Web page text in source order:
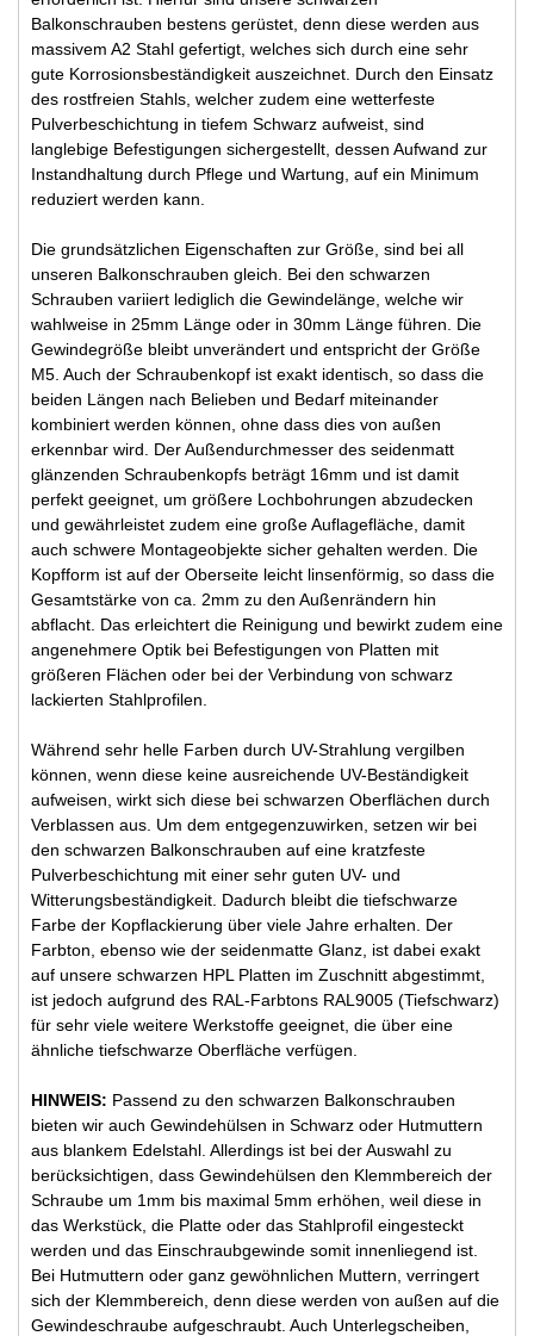
Balkonschrauben bestens gerüstet, denn diese werden aus
massivem A2 Stahl gefertigt, welches sich durch eine sehr
gute Korrosionsbeständigkeit auszeichnet. Durch den Einsatz
des rostfreien Stahls, welcher zudem eine wetterfeste
Pulverbeschichtung in tiefem Schwarz aufweist, sind
langlebige Befestigungen sichergestellt, dessen Aufwand zur
Instandhaltung durch Pflege und Wartung, auf ein Minimum
reduziert werden kann.
Die grundsätzlichen Eigenschaften zur Größe, sind bei all
unseren Balkonschrauben gleich. Bei den schwarzen
Schrauben variiert lediglich die Gewindelänge, welche wir
wahlweise in 25mm Länge oder in 30mm Länge führen. Die
Gewindegröße bleibt unverändert und entspricht der Größe
M5. Auch der Schraubenkopf ist exakt identisch, so dass die
beiden Längen nach Belieben und Bedarf miteinander
kombiniert werden können, ohne dass dies von außen
erkennbar wird. Der Außendurchmesser des seidenmatt
glänzenden Schraubenkopfs beträgt 16mm und ist damit
perfekt geeignet, um größere Lochbohrungen abzudecken
und gewährleistet zudem eine große Auflagefläche, damit
auch schwere Montageobjekte sicher gehalten werden. Die
Kopfform ist auf der Oberseite leicht linsenförmig, so dass die
Gesamtstärke von ca. 2mm zu den Außenrändern hin
abflacht. Das erleichtert die Reinigung und bewirkt zudem eine
angenehmere Optik bei Befestigungen von Platten mit
größeren Flächen oder bei der Verbindung von schwarz
lackierten Stahlprofilen.
Während sehr helle Farben durch UV-Strahlung vergilben
können, wenn diese keine ausreichende UV-Beständigkeit
aufweisen, wirkt sich diese bei schwarzen Oberflächen durch
Verblassen aus. Um dem entgegenzuwirken, setzen wir bei
den schwarzen Balkonschrauben auf eine kratzfeste
Pulverbeschichtung mit einer sehr guten UV- und
Witterungsbeständigkeit. Dadurch bleibt die tiefschwarze
Farbe der Kopflackierung über viele Jahre erhalten. Der
Farbton, ebenso wie der seidenmatte Glanz, ist dabei exakt
auf unsere schwarzen HPL Platten im Zuschnitt abgestimmt,
ist jedoch aufgrund des RAL-Farbtons RAL9005 (Tiefschwarz)
für sehr viele weitere Werkstoffe geeignet, die über eine
ähnliche tiefschwarze Oberfläche verfügen.
HINWEIS: Passend zu den schwarzen Balkonschrauben
bieten wir auch Gewindehülsen in Schwarz oder Hutmuttern
aus blankem Edelstahl. Allerdings ist bei der Auswahl zu
berücksichtigen, dass Gewindehülsen den Klemmbereich der
Schraube um 1mm bis maximal 5mm erhöhen, weil diese in
das Werkstück, die Platte oder das Stahlprofil eingesteckt
werden und das Einschraubgewinde somit innenliegend ist.
Bei Hutmuttern oder ganz gewöhnlichen Muttern, verringert
sich der Klemmbereich, denn diese werden von außen auf die
Gewindeschraube aufgeschraubt. Auch Unterlegscheiben,